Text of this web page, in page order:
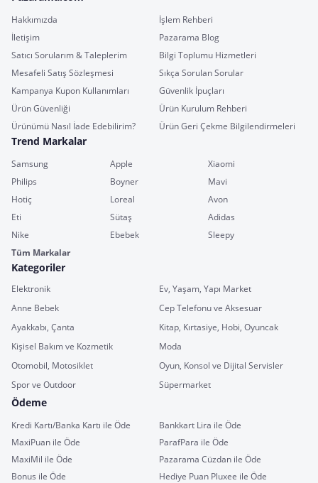
Hakkımızda
İşlem Rehberi
İletişim
Pazarama Blog
Satıcı Sorularım & Taleplerim
Bilgi Toplumu Hizmetleri
Mesafeli Satış Sözleşmesi
Sıkça Sorulan Sorular
Kampanya Kupon Kullanımları
Güvenlik İpuçları
Ürün Güvenliği
Ürün Kurulum Rehberi
Ürünümü Nasıl İade Edebilirim?
Ürün Geri Çekme Bilgilendirmeleri
Trend Markalar
Samsung Apple
Xiaomi
Philips
Boyner
Mavi
Hotiç
Loreal
Avon
Eti
Sütaş
Adidas
Nike
Ebebek
Sleepy
Tüm Markalar
Kategoriler
Elektronik
Ev, Yaşam, Yapı Market
Anne Bebek
Cep Telefonu ve Aksesuar
Ayakkabı, Çanta
Kitap, Kırtasiye, Hobi, Oyuncak
Kişisel Bakım ve Kozmetik
Moda
Otomobil, Motosiklet
Oyun, Konsol ve Dijital Servisler
Spor ve Outdoor
Süpermarket
Ödeme
Kredi Kartı/Banka Kartı ile Öde
Bankkart Lira ile Öde
MaxiPuan ile Öde
ParafPara ile Öde
MaxiMil ile Öde
Pazarama Cüzdan ile Öde
Bonus ile Öde
Hediye Puan Pluxee ile Öde